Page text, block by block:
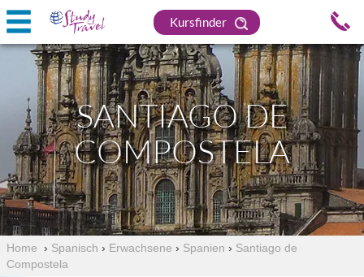
Kursfinder
SANTIAGO DE
COMPOSTELA
Home › Spanisch › Erwachsene › Spanien › Santiago de
Compostela